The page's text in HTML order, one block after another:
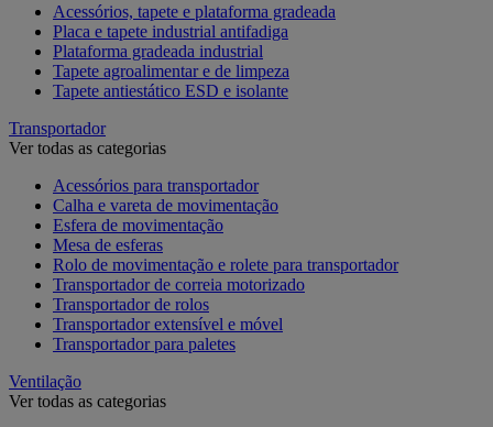
Acessórios, tapete e plataforma gradeada
Placa e tapete industrial antifadiga
Plataforma gradeada industrial
Tapete agroalimentar e de limpeza
Tapete antiestático ESD e isolante
Transportador
Ver todas as categorias
Acessórios para transportador
Calha e vareta de movimentação
Esfera de movimentação
Mesa de esferas
Rolo de movimentação e rolete para transportador
Transportador de correia motorizado
Transportador de rolos
Transportador extensível e móvel
Transportador para paletes
Ventilação
Ver todas as categorias